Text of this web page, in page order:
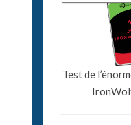
Test de